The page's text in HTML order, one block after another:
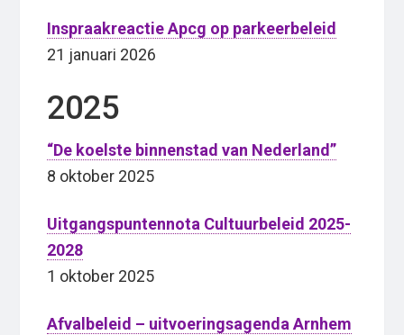
Inspraakreactie Apcg op parkeerbeleid
21 januari 2026
2025
“De koelste binnenstad van Nederland”
8 oktober 2025
Uitgangspuntennota Cultuurbeleid 2025-
2028
1 oktober 2025
Afvalbeleid – uitvoeringsagenda Arnhem